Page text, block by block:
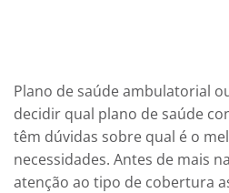
Plano de saúde ambulatorial
decidir qual plano de saúde
têm dúvidas sobre qual é o
necessidades. Antes de mais
atenção ao tipo de cobertura